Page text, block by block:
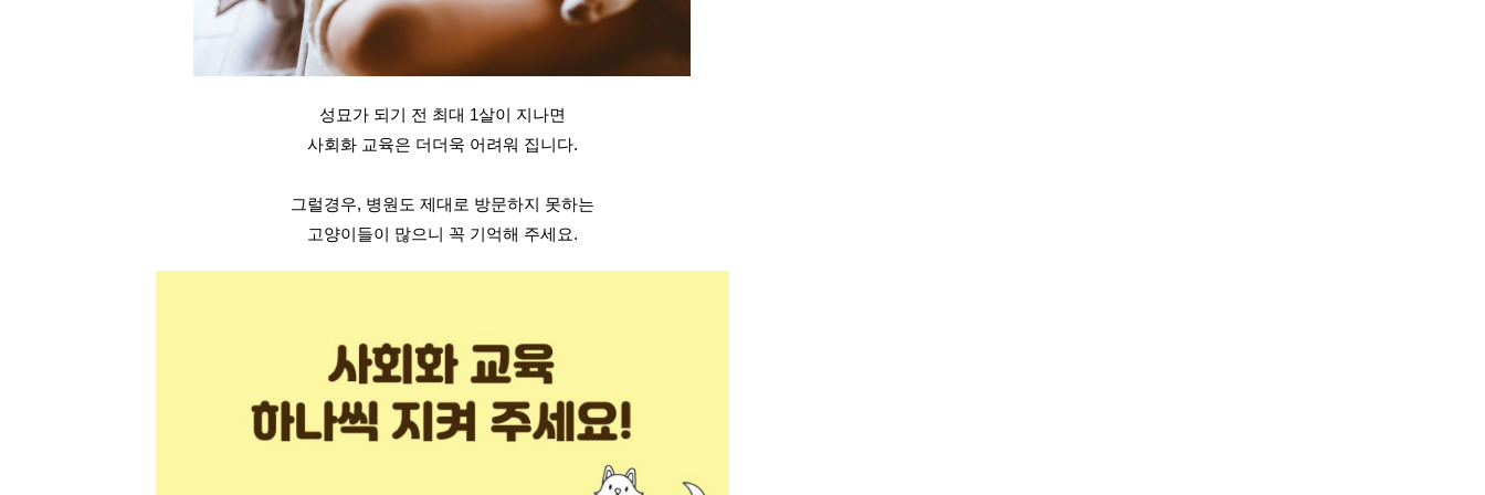
성묘가 되기 전 최대 1살이 지나면
사회화 교육은 더더욱 어려워 집니다.
그럴경우, 병원도 제대로 방문하지 못하는
고양이들이 많으니 꼭 기억해 주세요.